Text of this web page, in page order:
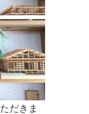
だきま